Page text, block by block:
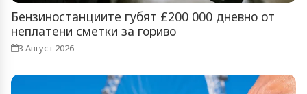
Бензиностанциите губят £200 000 дневно от
неплатени сметки за гориво
3 Август 2026